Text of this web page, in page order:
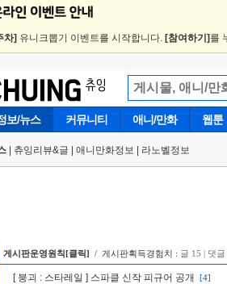
차] 유니크뽑기 이벤트를 시작합니다. [참여하기] 를
보/뉴스 커뮤니티 애니/만화 웹툰
츄잉리뷰&글 애니만화정보 라노벨정보
게시판운영원칙[클릭] / 게시판획득경험치 : 글 15 | 댓글
[ 붕괴 : 스타레일 ] 스파클 신작 피규어 공개 [4]